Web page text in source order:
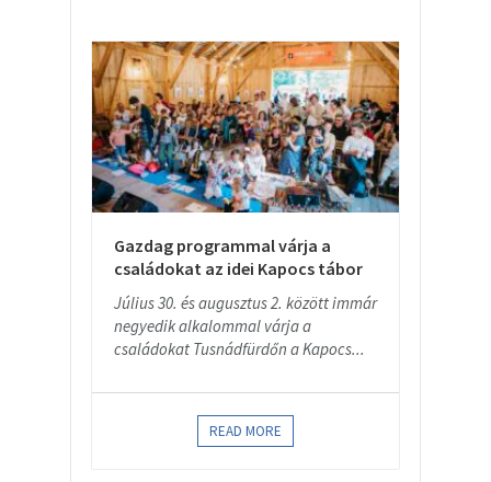
Gazdag programmal várja a
családokat az idei Kapocs tábor
Július 30. és augusztus 2. között immár
negyedik alkalommal várja a
családokat Tusnádfürdőn a Kapocs...
READ MORE